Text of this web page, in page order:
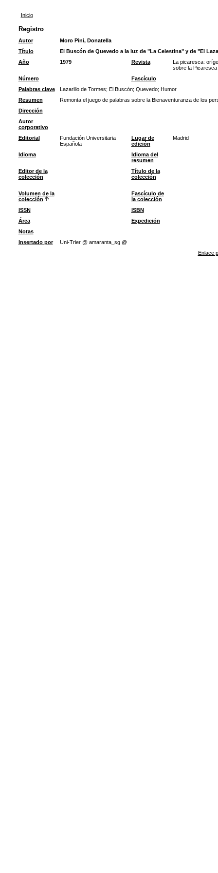
Inicio
Registro
Autor
Moro Pini, Donatella
Título
El Buscón de Quevedo a la luz de "La Celestina" y de "El
Año
1979 Revista
La picaresca:
sobre la Picaresca
Número
Fascículo
Palabras clave
Lazarillo de Tormes; El Buscón; Quevedo; Humor
Resumen
Remonta el juego de palabras sobre la Bienaventuranza de los
Dirección
Autor
corporativo
Editorial
Fundación Universitaria
Española
Lugar de
edición
Madrid
Idioma
Idioma del
resumen
Editor de la
colección
Título de la
colección
Volumen de la
colección
Fascículo de
la colección
ISSN
ISBN
Área
Expedición
Notas
Insertado por
Uni-Trier @ amaranta_sg @
Enlace